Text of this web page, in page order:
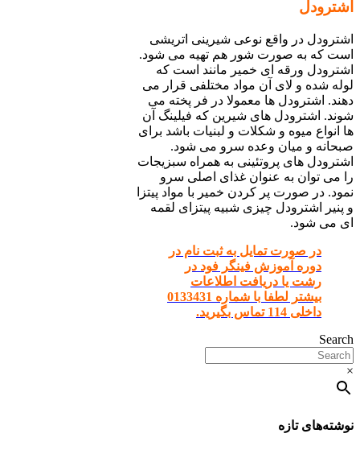
اشترودل
اشترودل در واقع نوعی شیرینی اتریشی
است که به صورت شور هم تهیه می شود.
اشترودل ورقه ای خمیر مانند است که
لوله شده و لای آن مواد مختلفی قرار می
دهند. اشترودل ها معمولا در فر پخته می
شوند. اشترودل های شیرین که فیلینگ آن
ها انواع میوه و شکلات و لبنیات باشد برای
صبحانه و میان وعده سرو می شود.
اشترودل های پروتئینی به همراه سبزیجات
را می توان به عنوان غذای اصلی سرو
نمود. در صورت پر کردن خمیر با مواد پیتزا
و پنیر اشترودل چیزی شبیه پیتزای لقمه
ای می شود.
در صورت تمایل به ثبت نام در
دوره آموزش فینگر فود در
رشت یا دریافت اطلاعات
بیشتر لطفا با شماره 0133431
داخلی 114 تماس بگیرید.
Search
×
نوشته‌های تازه